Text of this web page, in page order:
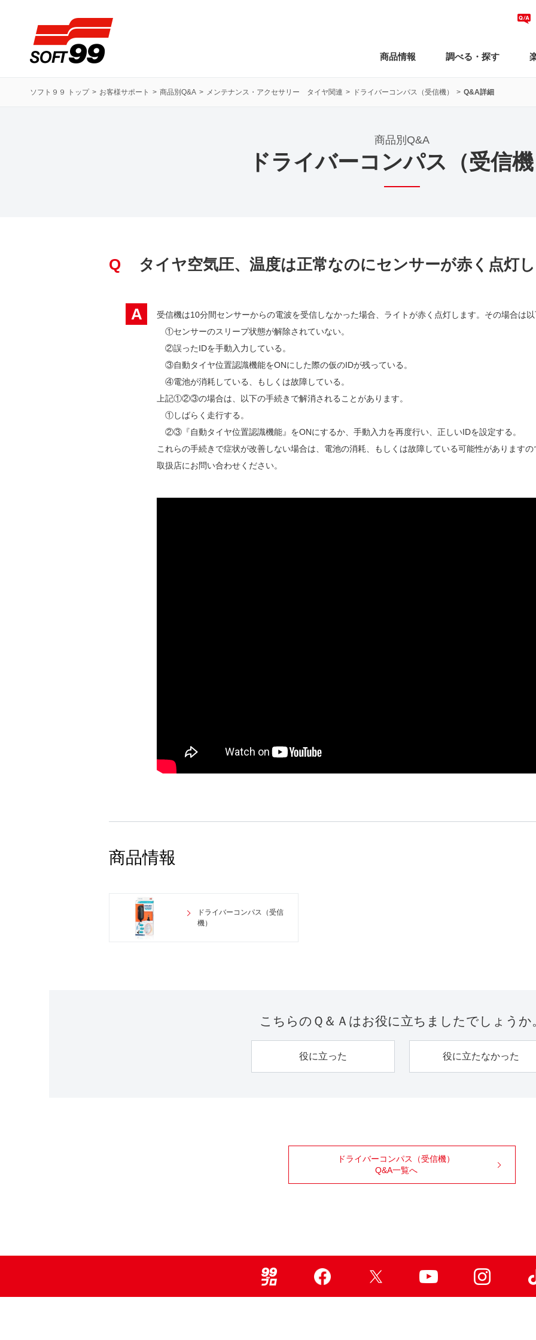
商品情報 調べる・探す
ソフト９９ トップ お客様サポート 商品別Q&A メンテナンス・アクセサリー タイヤ関連 ドライバーコンパス（受信機） Q&A詳細
商品別Q&A
ドライバーコンパス（受信
Q タイヤ空気圧、温度は正常なのにセンサーが赤く点灯
A
受信機は10分間センサーからの電波を受信しなかった場合、ライトが赤く点灯します。その場合は
①センサーのスリープ状態が解除されていない。
②誤ったIDを手動入力している。
③自動タイヤ位置認識機能をONにした際の仮のIDが残っている。
④電池が消耗している、もしくは故障している。
上記①②③の場合は、以下の手続きで解消されることがあります。
①しばらく走行する。
②③『自動タイヤ位置認識機能』をONにするか、手動入力を再度行い、正しいIDを設定する。
これらの手続きで症状が改善しない場合は、電池の消耗、もしくは故障している可能性があります
取扱店にお問い合わせください。
商品情報
ドライバーコンパス（受信
機）
こちらのＱ＆Ａは お役に立ちましたでしょうか
役に立った 役に立たなかった
ドライバーコンパス（受信機）
Q&A一覧へ